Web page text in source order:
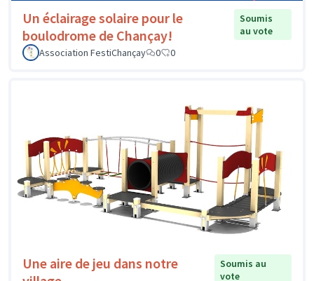
Un éclairage solaire pour le
boulodrome de Chançay!
Soumis
au vote
Association FestiChançay
0 0
Une aire de jeu dans notre
Soumis au
vote